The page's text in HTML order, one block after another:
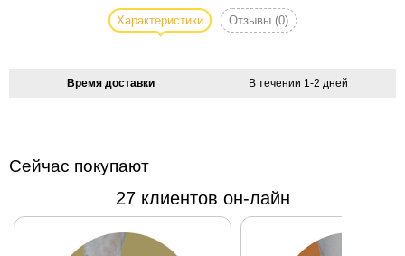
четвероногого
100% нейлон.
Длина
см, ширина
Характеристики Отзывы (0)
Время доставки В течении 1-2 дней
Сейчас покупают
27 клиентов он-лайн